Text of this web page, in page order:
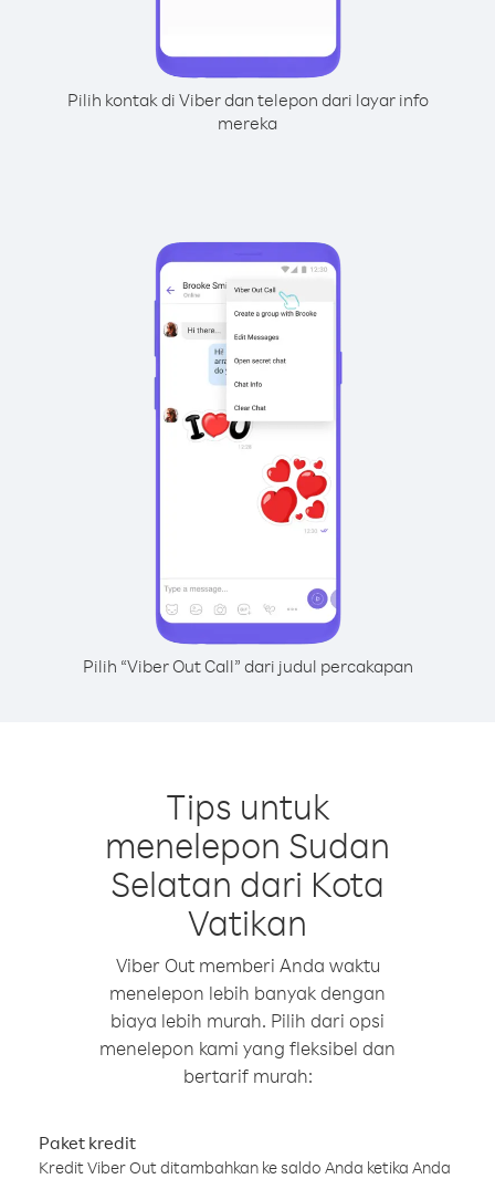
Pilih kontak di Viber dan telepon dari layar info
mereka
Pilih “Viber Out Call” dari judul percakapan
Tips untuk
menelepon Sudan
Selatan dari Kota
Vatikan
Viber Out memberi Anda waktu
menelepon lebih banyak dengan
biaya lebih murah. Pilih dari opsi
menelepon kami yang fleksibel dan
bertarif murah:
Paket kredit
Kredit Viber Out ditambahkan ke saldo Anda ketika Anda